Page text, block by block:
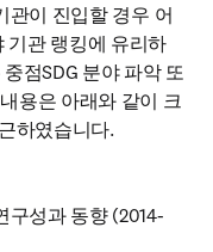
관이 진입할 경우 어
기관 랭킹에 유리하
점SDG 분야 파악 또
용은 아래와 같이 크
하였습니다.
구성과 동향 (2014-